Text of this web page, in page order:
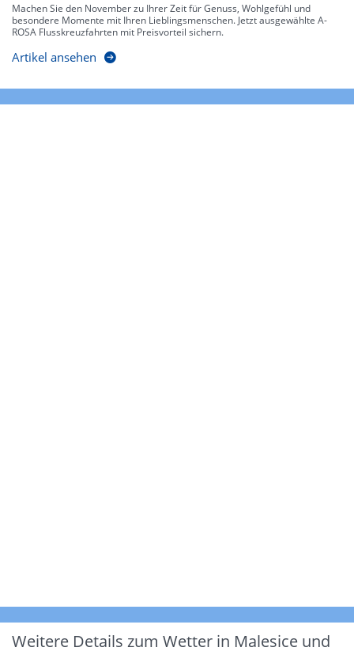
Machen Sie den November zu Ihrer Zeit für Genuss, Wohlgefühl und
besondere Momente mit Ihren Lieblingsmenschen. Jetzt ausgewählte A-
ROSA Flusskreuzfahrten mit Preisvorteil sichern.
Artikel ansehen
Weitere Details zum Wetter in Malesice und